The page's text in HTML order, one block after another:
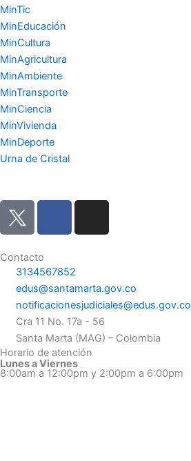
MinTic
MinEducación
MinCultura
MinAgricultura
MinAmbiente
MinTransporte
MinCiencia
MinVivienda
MinDeporte
Urna de Cristal
b
o
o
k
g
r
a
m
Contacto
3134567852
edus@santamarta.gov.co
notificacionesjudiciales@edus.gov.co
Cra 11 No. 17a - 56
Santa Marta (MAG) – Colombia
Horario de atención
Lunes a Viernes
8:00am a 12:00pm y 2:00pm a 6:00pm